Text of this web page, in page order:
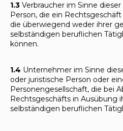
1.3 Verbraucher im Sinne
Person, die ein
die überwiegend weder ihrer
selbständigen beruflichen
können.
1.4 Unternehmer im Sinne
oder juristische Person oder
Personengesellschaft, die bei
Rechtsgeschäfts in Ausübung
selbständigen beruflichen